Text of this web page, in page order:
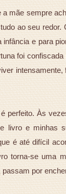
mãe sempre
ao seu
e para
foi
perfeito. Às
livro e minhas
é até difícil
torna-se uma
por